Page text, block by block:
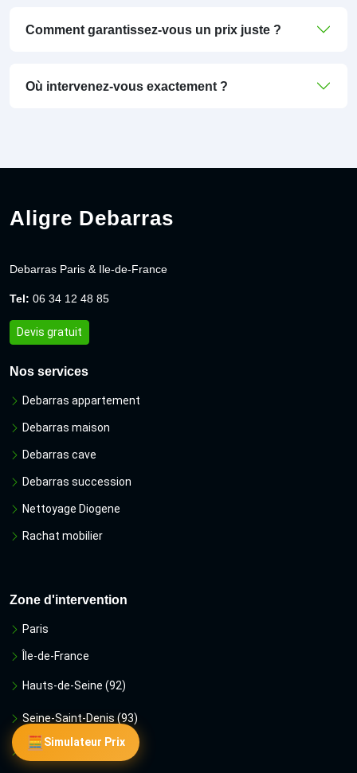
Comment garantissez-vous un prix juste ?
Où intervenez-vous exactement ?
Aligre Debarras
Debarras Paris & Ile-de-France
Tel: 06 34 12 48 85
Devis gratuit
Nos services
Debarras appartement
Debarras maison
Debarras cave
Debarras succession
Nettoyage Diogene
Rachat mobilier
Zone d'intervention
Paris
Île-de-France
Hauts-de-Seine (92)
Seine-Saint-Denis (93)
Val-de-Marne (94)
🧮 Simulateur Prix